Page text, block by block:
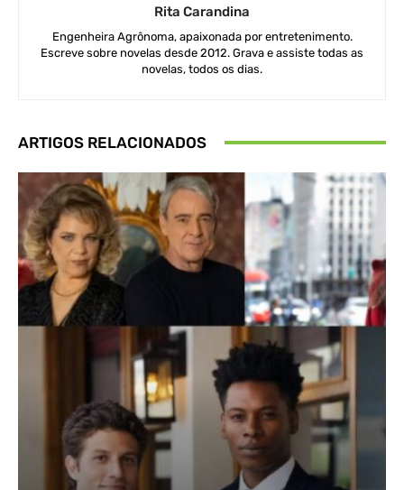
Rita Carandina
Engenheira Agrônoma, apaixonada por entretenimento.
Escreve sobre novelas desde 2012. Grava e assiste todas as
novelas, todos os dias.
ARTIGOS RELACIONADOS